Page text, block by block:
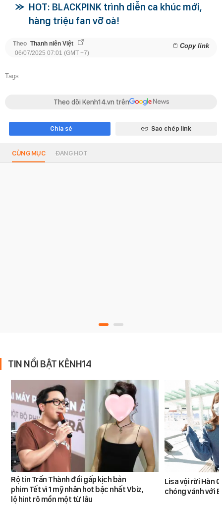
HOT: BLACKPINK trình diễn ca khúc mới,
hàng triệu fan vỡ oà!
Theo Thanh niên Việt Copy link
06/07/2025 07:01 (GMT +7)
Tags
Theo dõi Kenh14.vn trên
Chia sẻ Sao chép link
CÙNG MỤC ĐANG HOT
TIN NỔI BẬT KÊNH14
Rộ tin Trấn Thành đổi gấp kịch bản
phim Tết vì 1 mỹ nhân hot bậc nhất Vbiz,
lộ hint rõ mồn một từ lâu
Lisa vội rời Hàn
chóng vánh với